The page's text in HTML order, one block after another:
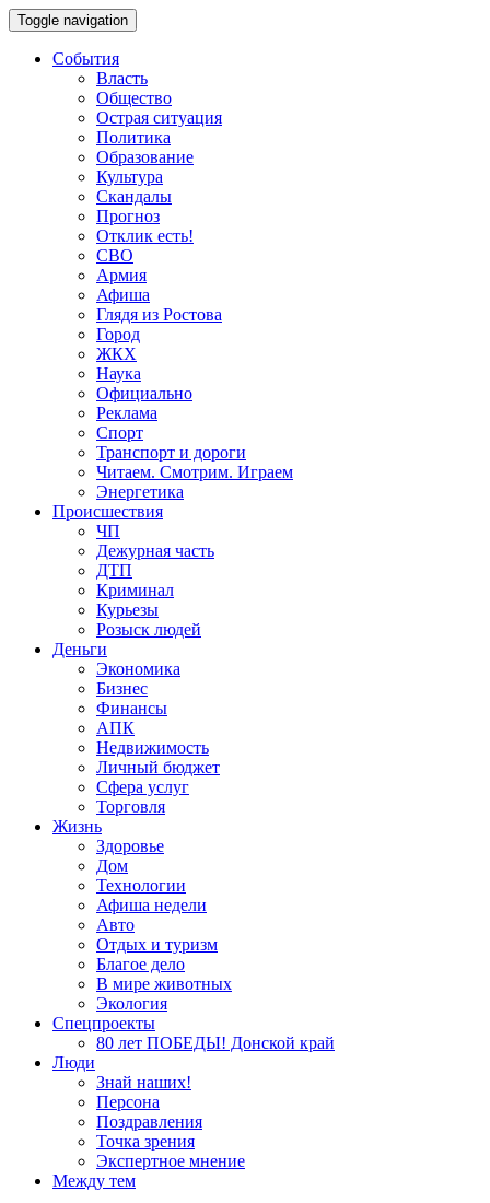
Toggle navigation
События
Власть
Общество
Острая ситуация
Политика
Образование
Культура
Скандалы
Прогноз
Отклик есть!
СВО
Армия
Афиша
Глядя из Ростова
Город
ЖКХ
Наука
Официально
Реклама
Спорт
Транспорт и дороги
Читаем. Смотрим. Играем
Энергетика
Происшествия
ЧП
Дежурная часть
ДТП
Криминал
Курьезы
Розыск людей
Деньги
Экономика
Бизнес
Финансы
АПК
Недвижимость
Личный бюджет
Сфера услуг
Торговля
Жизнь
Здоровье
Дом
Технологии
Афиша недели
Авто
Отдых и туризм
Благое дело
В мире животных
Экология
Спецпроекты
80 лет ПОБЕДЫ! Донской край
Люди
Знай наших!
Персона
Поздравления
Точка зрения
Экспертное мнение
Между тем